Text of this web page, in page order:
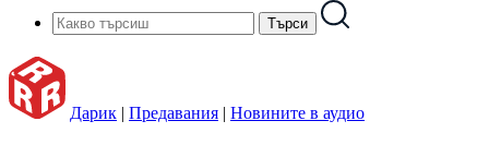
Дарик | Предавания | Новините в аудио